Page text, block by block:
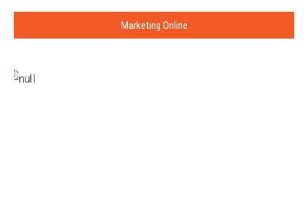
Marketing Online